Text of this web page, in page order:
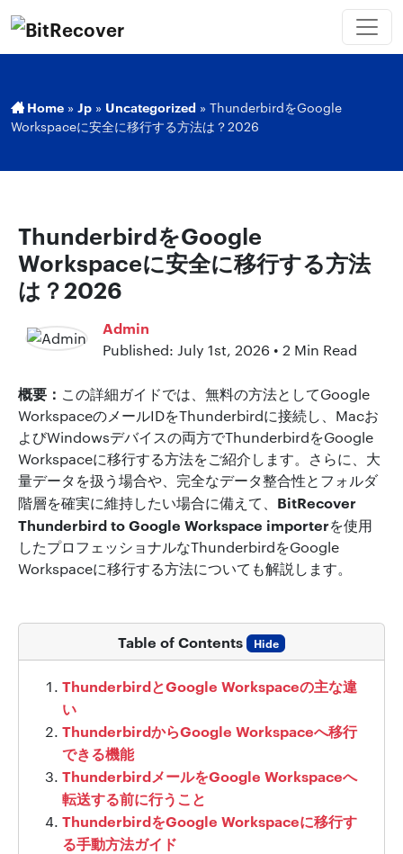
Home » Jp » Uncategorized » ThunderbirdをGoogle
Workspaceに安全に移行する方法は？2026
ThunderbirdをGoogle
Workspaceに安全に移行する方法
は？2026
Admin
Published: July 1st, 2026 • 2 Min Read
概要： この詳細ガイドでは、無料の方法としてGoogle
WorkspaceのメールIDをThunderbirdに接続し、Macお
よびWindowsデバイスの両方でThunderbirdをGoogle
Workspaceに移行する方法をご紹介します。さらに、大
量データを扱う場合や、完全なデータ整合性とフォルダ
階層を確実に維持したい場合に備えて、 BitRecover
Thunderbird to Google Workspace importerを使用
したプロフェッショナルなThunderbirdをGoogle
Workspaceに移行する方法についても解説します。
Table of Contents Hide
ThunderbirdとGoogle Workspaceの主な違
い
ThunderbirdからGoogle Workspaceへ移行
できる機能
ThunderbirdメールをGoogle Workspaceへ
転送する前に行うこと
ThunderbirdをGoogle Workspaceに移行す
る手動方法ガイド